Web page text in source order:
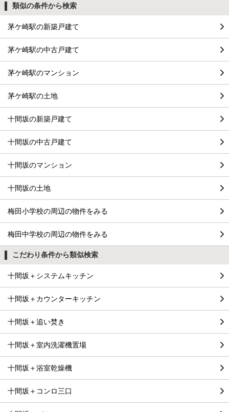
類似の条件から検索
茅ケ崎駅の新築戸建て
茅ケ崎駅の中古戸建て
茅ケ崎駅のマンション
茅ケ崎駅の土地
十間坂の新築戸建て
十間坂の中古戸建て
十間坂のマンション
十間坂の土地
梅田小学校の周辺の物件をみる
梅田中学校の周辺の物件をみる
こだわり条件から類似検索
十間坂＋システムキッチン
十間坂＋カウンターキッチン
十間坂＋追い焚き
十間坂＋室内洗濯機置場
十間坂＋浴室乾燥機
十間坂＋コンロ三口